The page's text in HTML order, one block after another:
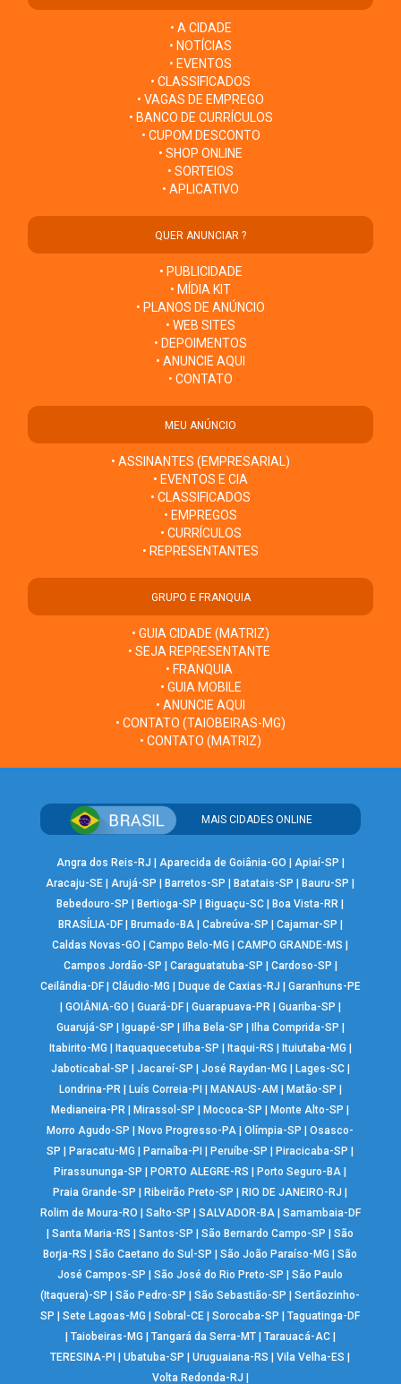
• A CIDADE
• NOTÍCIAS
• EVENTOS
• CLASSIFICADOS
• VAGAS DE EMPREGO
• BANCO DE CURRÍCULOS
• CUPOM DESCONTO
• SHOP ONLINE
• SORTEIOS
• APLICATIVO
QUER ANUNCIAR ?
• PUBLICIDADE
• MÍDIA KIT
• PLANOS DE ANÚNCIO
• WEB SITES
• DEPOIMENTOS
• ANUNCIE AQUI
• CONTATO
MEU ANÚNCIO
• ASSINANTES (EMPRESARIAL)
• EVENTOS E CIA
• CLASSIFICADOS
• EMPREGOS
• CURRÍCULOS
• REPRESENTANTES
GRUPO E FRANQUIA
• GUIA CIDADE (MATRIZ)
• SEJA REPRESENTANTE
• FRANQUIA
• GUIA MOBILE
• ANUNCIE AQUI
• CONTATO (TAIOBEIRAS-MG)
• CONTATO (MATRIZ)
MAIS CIDADES ONLINE
Angra dos Reis-RJ Aparecida de Goiânia-GO Apiaí-SP
Aracaju-SE |Arujá-SP Barretos-SP Batatais-SP Bauru-SP
Bebedouro-SP
Bertioga-SP Biguaçu-SC Boa Vista-RR
BRASÍLIA-DF| Brumado-BA| Cabreúva-SP Cajamar-SP
Caldas Novas-GO
|Campo Belo-MG |CAMPO GRANDE-MS
Campos Jordão-SP
Caraguatatuba-SP Cardoso-SP
Ceilândia-DF| Cláudio-MG Duque de Caxias-RJ
Garanhuns-PE
GOIÂNIA-GO Guará-DF| Guarapuava-PR| Guariba-SP
Guarujá-SP
Iguapé-SP Ilha Bela-SP Ilha Comprida-SP
Itabirito-MG
Itaquaquecetuba-SP Itaqui-RS Ituiutaba-MG
Jaboticabal-SP
Jacareí-SP José Raydan-MG Lages-SC|
Londrina-PR| Luís Correia-PI MANAUS-AM Matão-SP
Medianeira-PR
Mirassol-SP Mococa-SP Monte Alto-SP
Morro Agudo-SP
Novo Progresso-PA |Olímpia-SP |Osasco-
SP
Paracatu-MG Parnaíba-PI Peruíbe-SP Piracicaba-SP
Pirassununga-SP
PORTO ALEGRE-RS Porto Seguro-BA
Praia Grande-SP
Ribeirão Preto-SP RIO DE JANEIRO-RJ
Rolim de Moura-RO
Salto-SP SALVADOR-BA| Samambaia-DF
|Santa Maria-RS |Santos-SP |São Bernardo Campo-SP |São
Borja-RS
|São Caetano do Sul-SP |São João Paraíso-MG |São
José Campos-SP
|São José do Rio Preto-SP |São Paulo
(Itaquera)-SP
|São Pedro-SP |São Sebastião-SP |Sertãozinho-
SP
|Sete Lagoas-MG |Sobral-CE |Sorocaba-SP |Taguatinga-DF
Taiobeiras-MG Tangará da Serra-MT| Tarauacá-AC|
TERESINA-PI
|Ubatuba-SP |Uruguaiana-RS |Vila Velha-ES
Volta Redonda-RJ